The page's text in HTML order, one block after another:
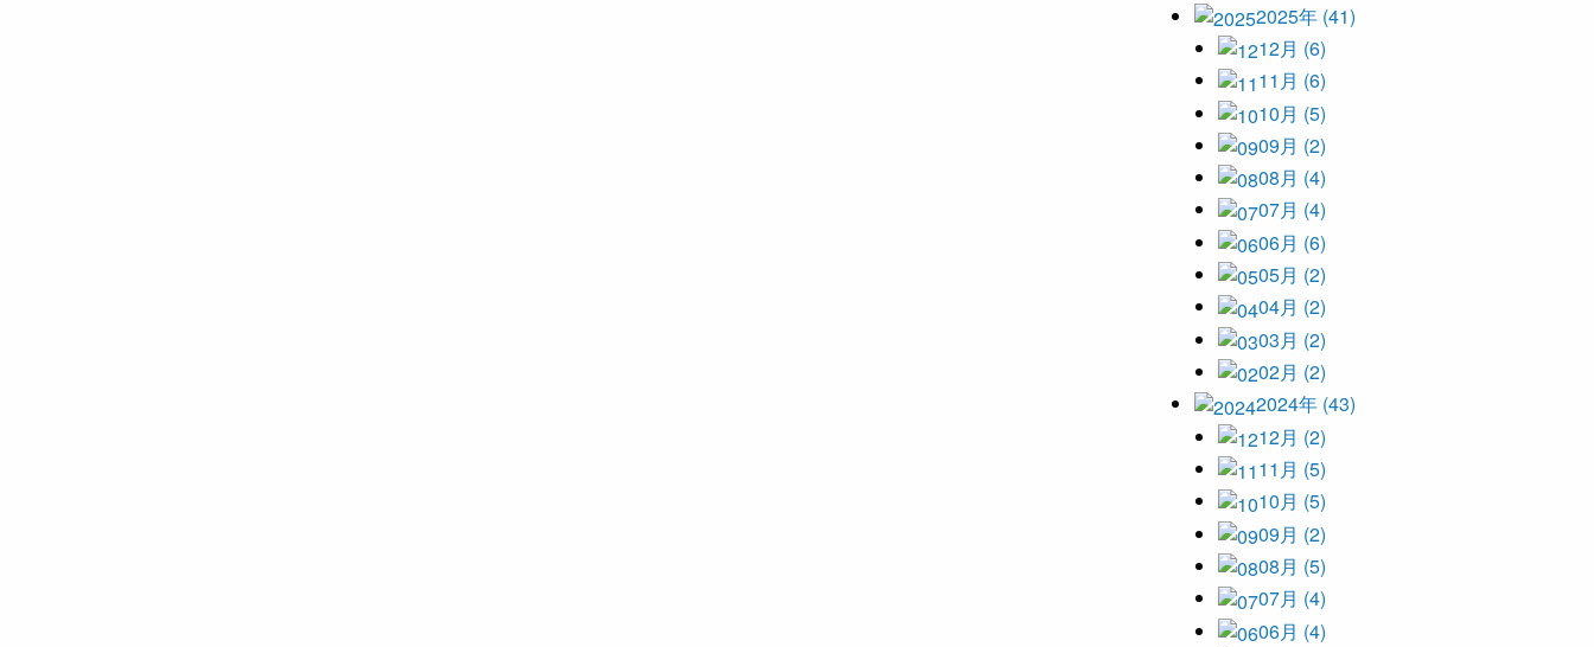
2025年 (41)
12月 (6)
11月 (6)
10月 (5)
09月 (2)
08月 (4)
07月 (4)
06月 (6)
05月 (2)
04月 (2)
03月 (2)
02月 (2)
2024年 (43)
12月 (2)
11月 (5)
10月 (5)
09月 (2)
08月 (5)
07月 (4)
06月 (4)